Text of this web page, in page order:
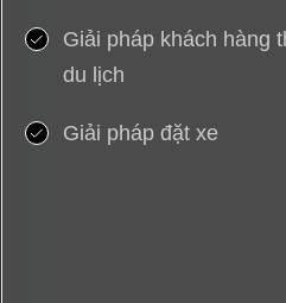
Giải pháp khách hàng
du lịch
Giải pháp đặt xe